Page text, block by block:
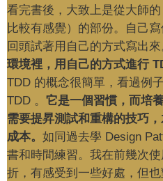
看完書後，大致上是從大師
比較有感覺）的部份。自己
回頭試著用自己的方式寫出來
環境裡，用自己的方式進行
TDD 的概念很簡單，看過例
TDD 。 它是一個習慣，而培
需要提昇測試和重構的技巧
成本。 如同過去學 Design
書和時間練習。我在前幾次
折，有感受到一些好處，但